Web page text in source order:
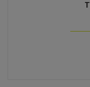
130 m²